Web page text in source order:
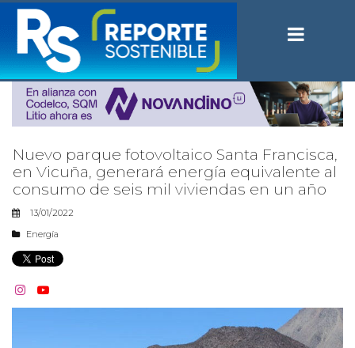
Nuevo parque fotovoltaico Santa Francisca,
en Vicuña, generará energía equivalente al
consumo de seis mil viviendas en un año
13/01/2022
Energía
 